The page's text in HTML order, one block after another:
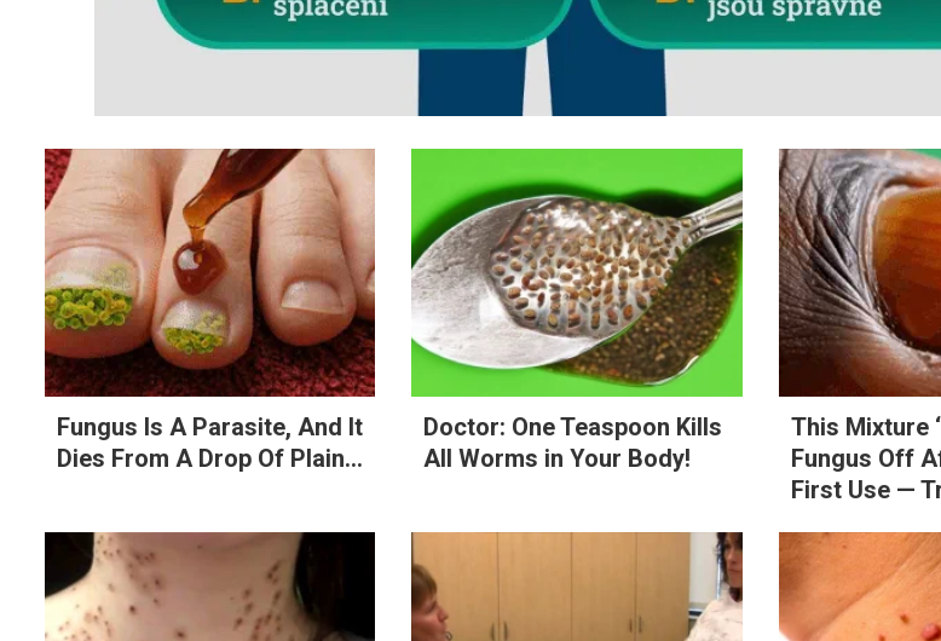
Fungus Is A Parasite, And It
Dies From A Drop Of Plain...
Doctor: One Teaspoon Kills
All Worms in Your Body!
This Mixture
Fungus Off
First Use —